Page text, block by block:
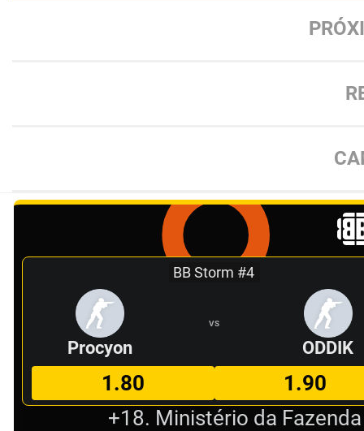
BB Storm #4
Procyon
VS
ODDIK
1.80
1.90
+18. Ministério da